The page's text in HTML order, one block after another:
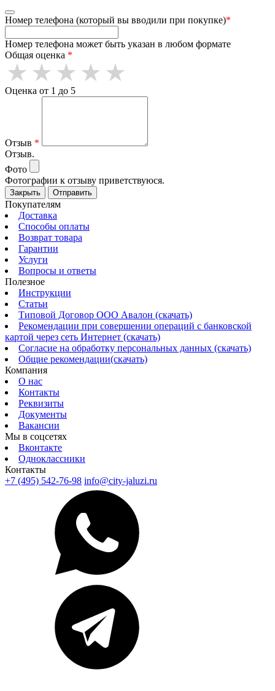
Номер телефона (который вы вводили при покупке)*
Номер телефона может быть указан в любом формате
Общая оценка *
Оценка от 1 до 5
Отзыв *
Отзыв.
Фото
Фотографии к отзыву приветствуюся.
Закрыть Отправить
Покупателям
Доставка
Способы оплаты
Возврат товара
Гарантии
Услуги
Вопросы и ответы
Полезное
Инструкции
Статьи
Типовой Договор ООО Авалон (скачать)
Рекомендации при совершении операций с банковской
картой через сеть Интернет (скачать)
Согласие на обработку персональных данных (скачать)
Общие рекомендации(скачать)
Компания
О нас
Контакты
Реквизиты
Документы
Вакансии
Мы в соцсетях
Вконтакте
Одноклассники
Контакты
+7 (495) 542-76-98 info@city-jaluzi.ru